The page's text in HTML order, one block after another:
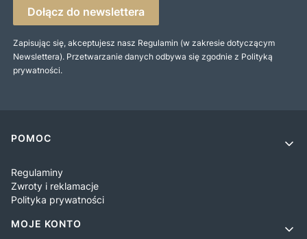
Dołącz do newslettera
Zapisując się, akceptujesz nasz Regulamin (w zakresie dotyczącym
Newslettera). Przetwarzanie danych odbywa się zgodnie z Polityką
prywatności.
Linki w stopce
POMOC
Regulaminy
Zwroty i reklamacje
Polityka prywatności
MOJE KONTO